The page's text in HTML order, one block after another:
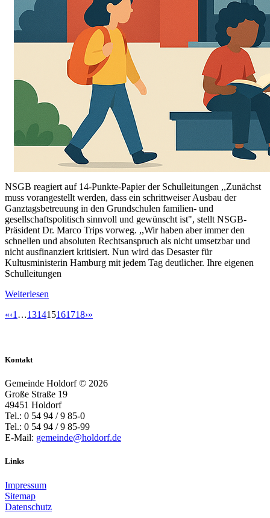
NSGB reagiert auf 14-Punkte-Papier der Schulleitungen ,,Zunächst
muss vorangestellt werden, dass ein schrittweiser Ausbau der
Ganztagsbetreuung in den Grundschulen familien- und
gesellschaftspolitisch sinnvoll und gewünscht ist", stellt NSGB-
Präsident Dr. Marco Trips vorweg. ,,Wir haben aber immer den
schnellen und absoluten Rechtsanspruch als nicht umsetzbar und
nicht ausfinanziert kritisiert. Nun wird das Desaster für
Kultusministerin Hamburg mit jedem Tag deutlicher. Ihre eigenen
Schulleitungen
Weiterlesen
«‹1 …131415161718›»
Kontakt
Gemeinde Holdorf © 2026
Große Straße 19
49451 Holdorf
Tel.: 0 54 94 / 9 85-0
Tel.: 0 54 94 / 9 85-99
E-Mail: gemeinde@holdorf.de
Links
Impressum
Sitemap
Datenschutz